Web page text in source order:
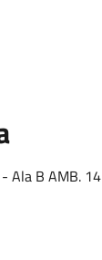
Ala B AMB. 14